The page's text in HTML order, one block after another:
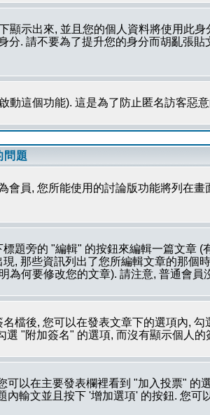
示出來, 並且您的個人資料將使用此
. 請不要為了提升您的身分而胡亂張
動這個功能). 這是為了防止匿名訪客惡
問題
員, 您所能使用的討論版功能將列在畫
題旁的 "編輯" 的按鈕來編輯一篇文章
, 那些資訊列出了您所編輯文章的那個
何要修改您的文章). 請注意, 普通會員
檔後, 您可以在發表文章下的選項內, 勾
"附加簽名" 的選項, 而沒有顯示個人的
以在主要發表欄裡看到 "加入投票" 的
輸文並且按下 '增加選項' 的按鈕. 您可